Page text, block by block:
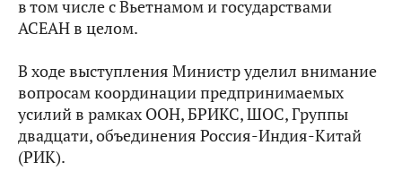
в том числе с Вьетнамом и государствами
АСЕАН в целом.
В ходе выступления Министр уделил внимание
вопросам координации предпринимаемых
усилий в рамках ООН, БРИКС, ШОС, Группы
двадцати, объединения Россия-Индия-Китай
(РИК).